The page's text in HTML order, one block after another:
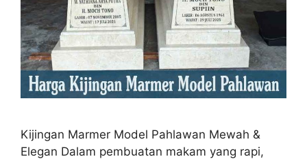
Kijingan Marmer Model Pahlawan Mewah &
Elegan Dalam pembuatan makam yang rapi,